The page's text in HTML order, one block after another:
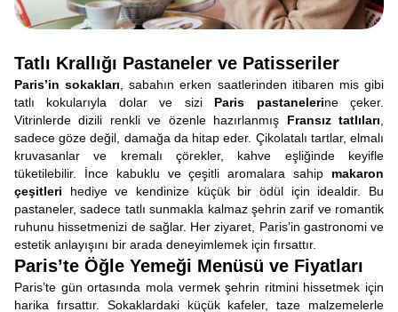
Tatlı Krallığı Pastaneler ve Patisseriler
Paris’in sokakları , sabahın erken saatlerinden itibaren mis gibi
tatlı kokularıyla dolar ve sizi Paris pastanelerine çeker.
Vitrinlerde dizili renkli ve özenle hazırlanmış Fransız tatlıları
sadece göze değil, damağa da hitap eder. Çikolatalı tartlar, elmalı
kruvasanlar ve kremalı çörekler, kahve eşliğinde keyifle
tüketilebilir. İnce kabuklu ve çeşitli aromalara sahip makaron
çeşitleri hediye ve kendinize küçük bir ödül için idealdir. Bu
pastaneler, sadece tatlı sunmakla kalmaz şehrin zarif ve romantik
ruhunu hissetmenizi de sağlar. Her ziyaret, Paris’in gastronomi ve
estetik anlayışını bir arada deneyimlemek için fırsattır.
Paris’te Öğle Yemeği Menüsü ve Fiyatları
Paris’te gün ortasında mola vermek şehrin ritmini hissetmek için
harika fırsattır. Sokaklardaki küçük kafeler, taze malzemelerle